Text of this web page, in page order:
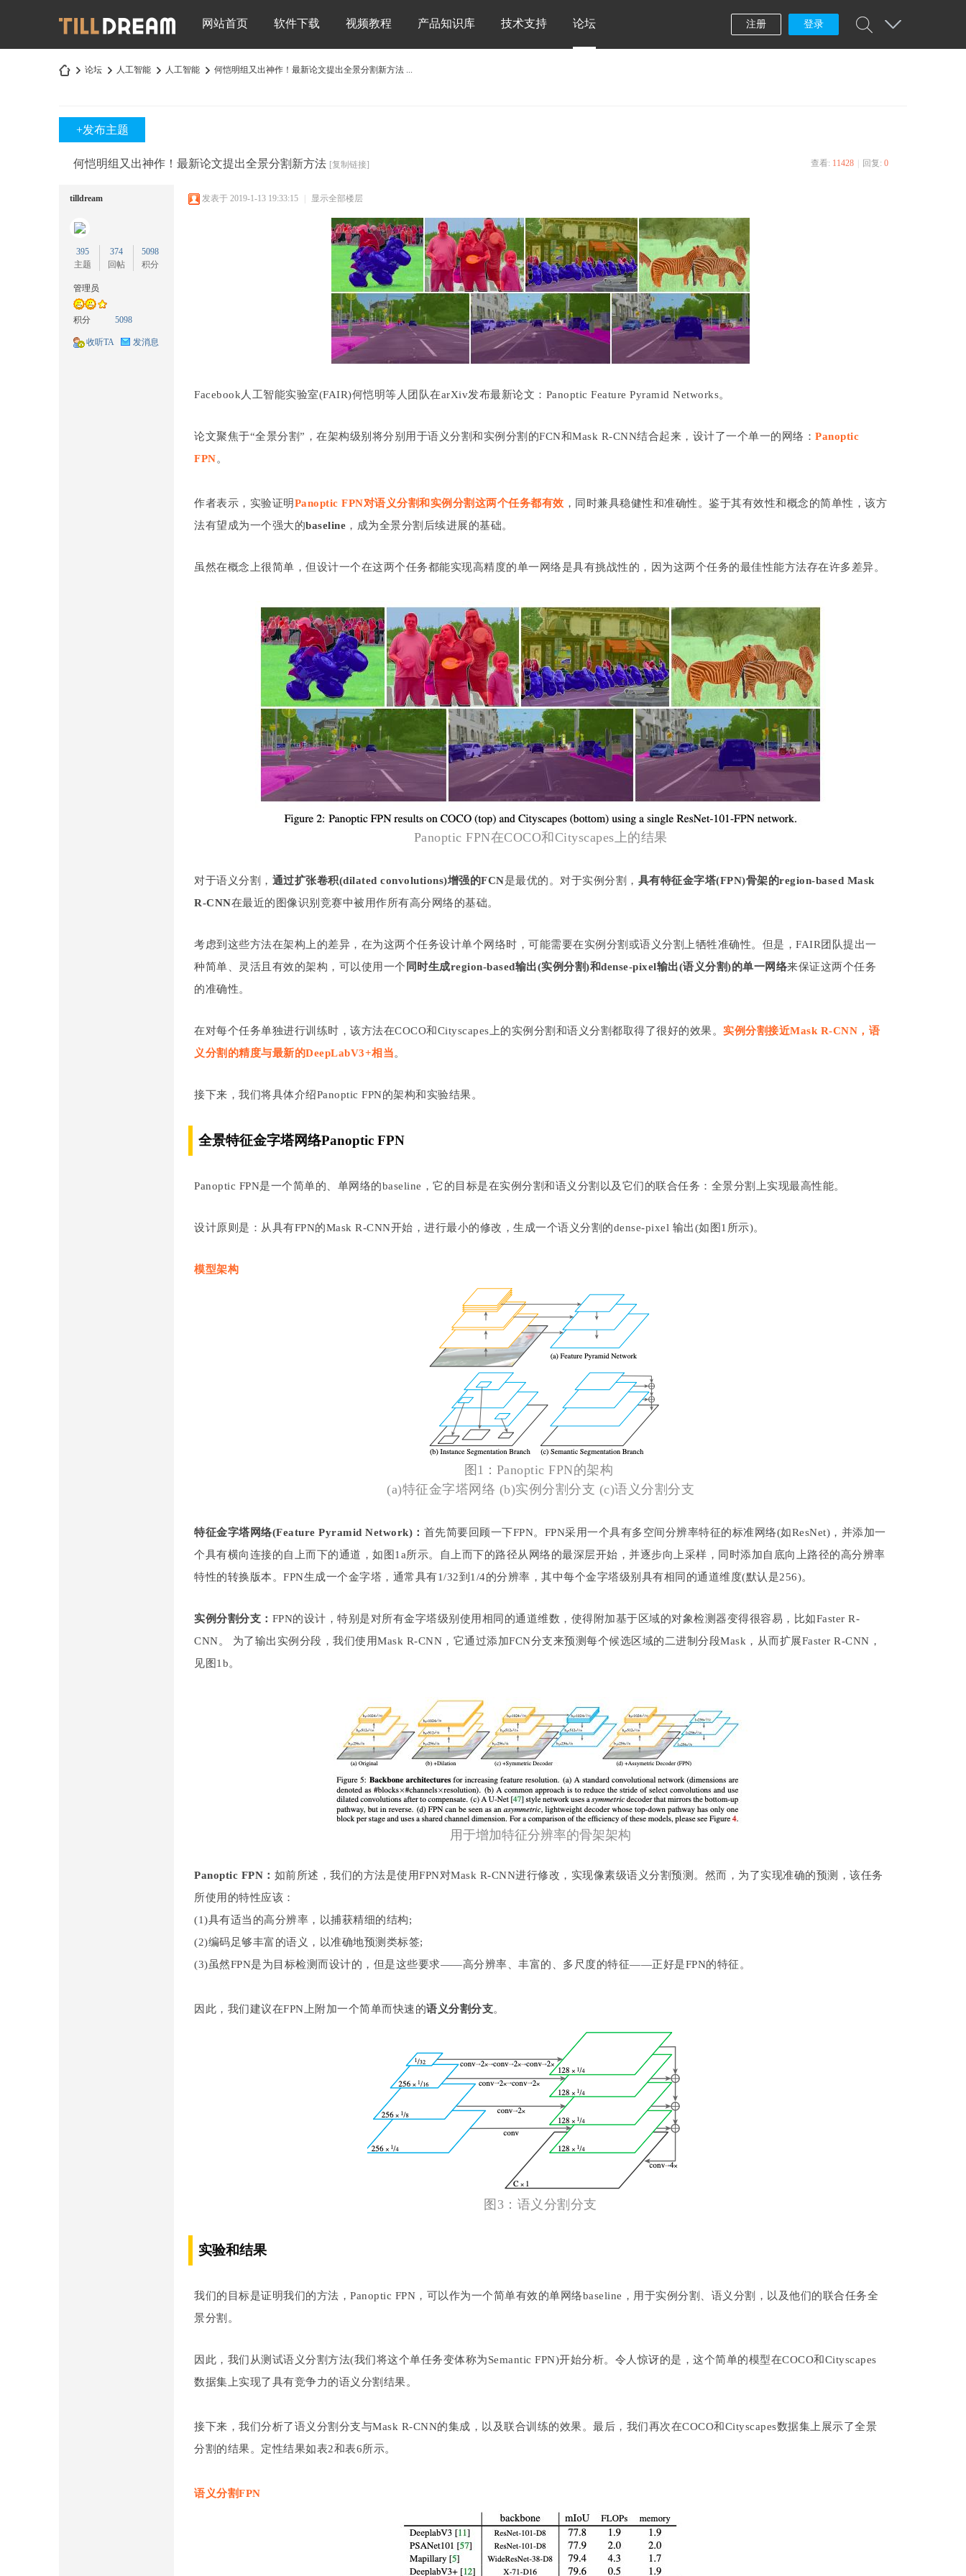
网站首页 软件下载 视频教程 产品知识库 技术支持 论坛 注册 登录
论坛
›
人工智能 人工智能 何恺明组又出神作！最新论文提出全景分割新方法 ...
+发布主题
何恺明组又出神作！最新论文提出全景分割新方法 [复制链接] 查看: 11428 回复: 0
tilldream
395
主题
374
回帖
5098
积分
管理员
积分 5098
收听TA 发消息
发表于 2019-1-13 19:33:15 显示全部楼层
Facebook人工智能实验室(FAIR)何恺明等人团队在arXiv发布最新论文：Panoptic Feature Pyramid Networks。
论文聚焦于“全景分割”，在架构级别将分别用于语义分割和实例分割的FCN和Mask R-CNN结合起来，设计了一个单一的网络： Panoptic
FPN。
作者表示，实验证明Panoptic FPN对语义分割和实例分割这两个任务都有效 ，同时兼具稳健性和准确性。鉴于其有效性和概念的简单性，该方
法有望成为一个强大的baseline ，成为全景分割后续进展的基础。
虽然在概念上很简单，但设计一个在这两个任务都能实现高精度的单一网络是具有挑战性的，因为这两个任务的最佳性能方法存在许多差异。
Panoptic FPN在COCO和Cityscapes上的结果
对于语义分割， 通过扩张卷积(dilated convolutions)增强的FCN是最优的。对于实例分割， 具有特征金字塔(FPN)骨架的region-based Mask
R-CNN在最近的图像识别竞赛中被用作所有高分网络的基础。
考虑到这些方法在架构上的差异，在为这两个任务设计单个网络时，可能需要在实例分割或语义分割上牺牲准确性。但是，FAIR团队提出一
种简单、灵活且有效的架构，可以使用一个 同时生成region-based输出(实例分割)和dense-pixel输出(语义分割)的单一网络来保证这两个任务
的准确性。
在对每个任务单独进行训练时，该方法在COCO和Cityscapes上的实例分割和语义分割都取得了很好的效果。 实例分割接近Mask R-CNN，语
义分割的精度与最新的DeepLabV3+相当。
接下来，我们将具体介绍Panoptic FPN的架构和实验结果。
全景特征金字塔网络Panoptic FPN
Panoptic FPN是一个简单的、单网络的baseline，它的目标是在实例分割和语义分割以及它们的联合任务：全景分割上实现最高性能。
设计原则是：从具有FPN的Mask R-CNN开始，进行最小的修改，生成一个语义分割的dense-pixel 输出(如图1所示)。
模型架构
图1： Panoptic FPN的架构
(a)特征金字塔网络 (b)实例分割分支 (c)语义分割分支
特征金字塔网络(Feature Pyramid Network)： 首先简要回顾一下FPN。FPN采用一个具有多空间分辨率特征的标准网络(如ResNet)，并添加一
个具有横向连接的自上而下的通道，如图1a所示。自上而下的路径从网络的最深层开始，并逐步向上采样，同时添加自底向上路径的高分辨率
特性的转换版本。FPN生成一个金字塔，通常具有1/32到1/4的分辨率，其中每个金字塔级别具有相同的通道维度(默认是256)。
实例分割分支： FPN的设计，特别是对所有金字塔级别使用相同的通道维数，使得附加基于区域的对象检测器变得很容易，比如Faster R-
CNN。 为了输出实例分段，我们使用Mask R-CNN，它通过添加FCN分支来预测每个候选区域的二进制分段Mask，从而扩展Faster R-CNN，
见图1b。
用于增加特征分辨率的骨架架构
Panoptic FPN： 如前所述，我们的方法是使用FPN对Mask R-CNN进行修改，实现像素级语义分割预测。然而，为了实现准确的预测，该任务
所使用的特性应该：
(1)具有适当的高分辨率，以捕获精细的结构;
(2)编码足够丰富的语义，以准确地预测类标签;
(3)虽然FPN是为目标检测而设计的，但是这些要求——高分辨率、丰富的、多尺度的特征——正好是FPN的特征。
因此，我们建议在FPN上附加一个简单而快速的语义分割分支。
图3：语义分割分支
实验和结果
我们的目标是证明我们的方法，Panoptic FPN，可以作为一个简单有效的单网络baseline，用于实例分割、语义分割，以及他们的联合任务全
景分割。
因此，我们从测试语义分割方法(我们将这个单任务变体称为Semantic FPN)开始分析。令人惊讶的是，这个简单的模型在COCO和Cityscapes
数据集上实现了具有竞争力的语义分割结果。
接下来，我们分析了语义分割分支与Mask R-CNN的集成，以及联合训练的效果。最后，我们再次在COCO和Cityscapes数据集上展示了全景
分割的结果。定性结果如表2和表6所示。
语义分割FPN